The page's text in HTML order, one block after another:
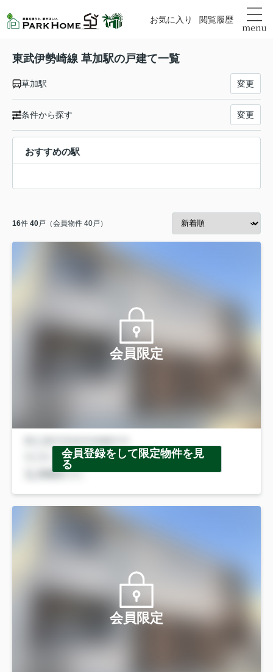
お気に入り 閲覧履歴
東武伊勢崎線 草加駅の戸建て一覧
草加駅 変更
条件から探す 変更
おすすめの駅
16件 40戸（会員物件 40戸）
会員限定
会員登録をして限定物件を見
る
会員限定